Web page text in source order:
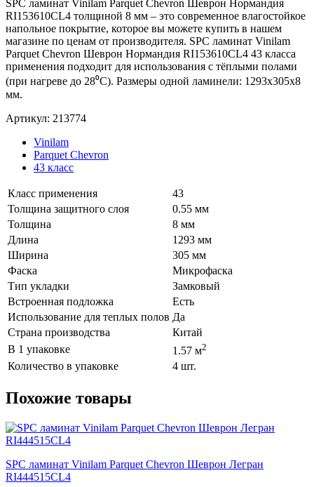
SPC ламинат Vinilam Parquet Chevron Шеврон Нормандия
RI153610CL4 толщиной 8 мм – это современное влагостойкое
напольное покрытие, которое вы можете купить в нашем
магазине по ценам от производителя. SPC ламинат Vinilam
Parquet Chevron Шеврон Нормандия RI153610CL4 43 класса
применения подходит для использования с тёплыми полами
(при нагреве до 28⁰С). Размеры одной ламинели: 1293x305x8
мм.
Артикул: 213774
Vinilam
Parquet Chevron
43 класс
Класс применения
43
Толщина защитного слоя
0.55 мм
Толщина
8 мм
Длина
1293 мм
Ширина
305 мм
Фаска
Микрофаска
Тип укладки
Замковый
Встроенная подложка
Есть
Использование для теплых полов Да
Страна производства
Китай
В 1 упаковке
1.57 м2
Количество в упаковке 4 шт.
Похожие товары
SPC ламинат Vinilam Parquet Chevron Шеврон Легран
RI444515CL4